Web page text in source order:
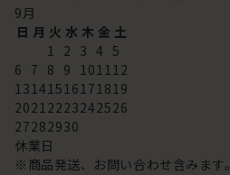
9月
日 月 火 水 木 金 土
1 2 3 4 5
6 7 8 9 101112
13141516171819
20212223242526
27282930
休業日
※商品発送、お問い合わせ含みます。